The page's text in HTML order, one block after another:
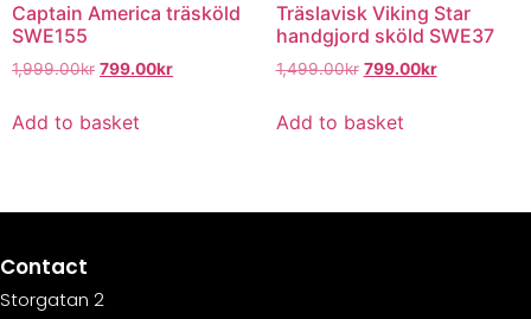
Captain America träsköld
SWE155
1,999.00kr 799.00kr
Add to basket
Träslavisk Viking Star
handgjord sköld SWE37
1,499.00kr 799.00kr
Add to basket
Contact
Storgatan 2